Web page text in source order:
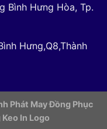
Bình Hưng Hòa, Tp.
Hưng,Q8,Thành
Phát May Đồng Phục
In Logo